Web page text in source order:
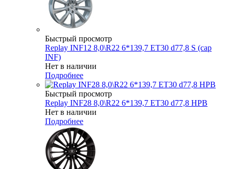
Быстрый просмотр
Replay INF12 8,0\R22 6*139,7 ET30 d77,8 S (cap
INF)
Нет в наличии
Подробнее
Быстрый просмотр
Replay INF28 8,0\R22 6*139,7 ET30 d77,8 HPB
Нет в наличии
Подробнее